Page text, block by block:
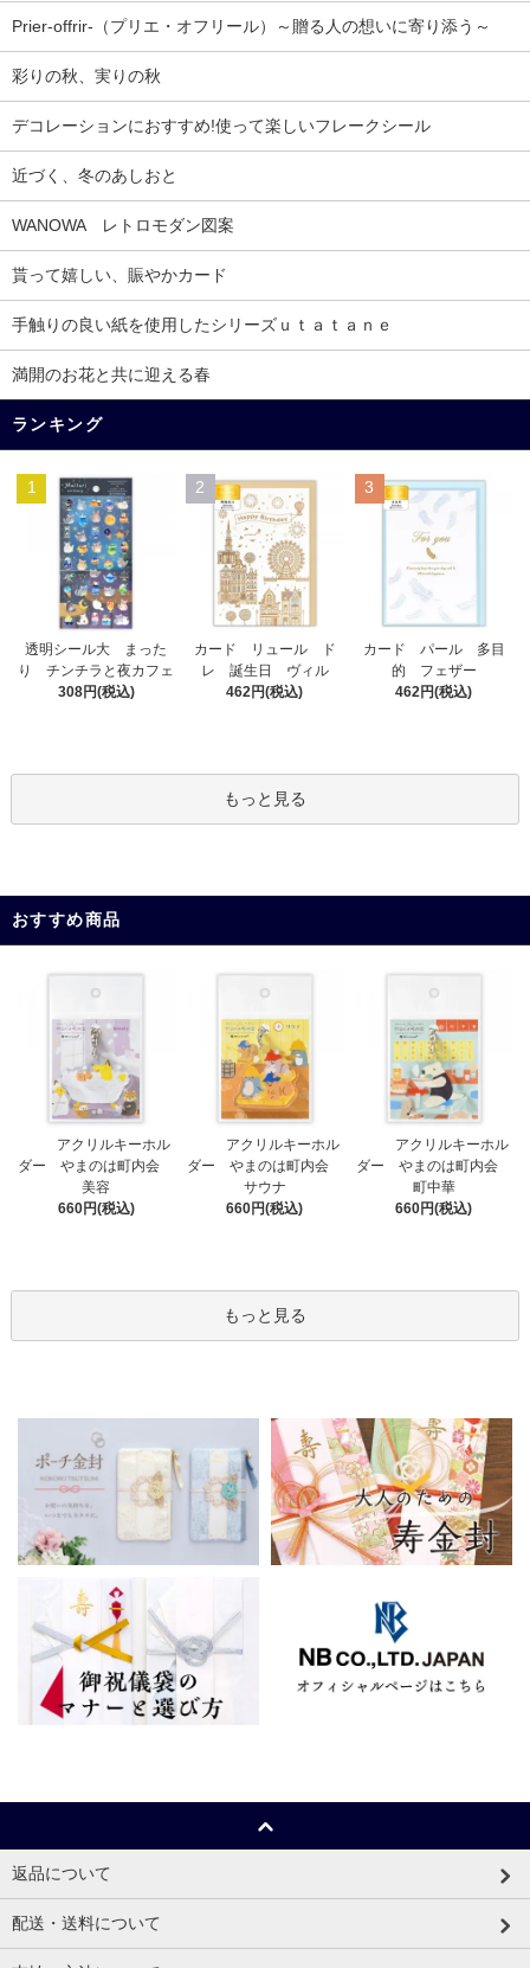
Prier-offrir-（プリエ・オフリール）～贈る人の想いに寄り添う～
彩りの秋、実りの秋
デコレーションにおすすめ!使って楽しいフレークシール
近づく、冬のあしおと
WANOWA レトロモダン図案
貰って嬉しい、賑やかカード
手触りの良い紙を使用したシリーズｕｔａｔａｎｅ
満開のお花と共に迎える春
ランキング
1
透明シール大 まった
り チンチラと夜カフェ
308円(税込)
2
カード リュール ド
レ 誕生日 ヴィル
462円(税込)
3
カード パール 多目
的 フェザー
462円(税込)
もっと見る
おすすめ商品
アクリルキーホル
ダー やまのは町内会
美容
660円(税込)
アクリルキーホル
ダー やまのは町内会
サウナ
660円(税込)
アクリルキーホル
ダー やまのは町内会
町中華
660円(税込)
もっと見る
返品について
配送・送料について